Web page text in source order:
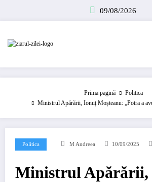
09/08/2026
Prima pagină
Politica
Ministrul Apărării, Ionuț Moșteanu: „Potra a
Politica M Andreea 10/09/2025
Ministrul Apărării,